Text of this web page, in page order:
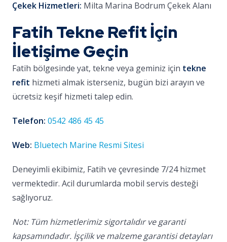
Çekek Hizmetleri: Milta Marina Bodrum Çekek Alanı
Fatih Tekne Refit İçin
İletişime Geçin
Fatih bölgesinde yat, tekne veya geminiz için tekne
refit hizmeti almak isterseniz, bugün bizi arayın ve
ücretsiz keşif hizmeti talep edin.
Telefon: 0542 486 45 45
Web: Bluetech Marine Resmi Sitesi
Deneyimli ekibimiz, Fatih ve çevresinde 7/24 hizmet
vermektedir. Acil durumlarda mobil servis desteği
sağlıyoruz.
Not: Tüm hizmetlerimiz sigortalıdır ve garanti
kapsamındadır. İşçilik ve malzeme garantisi detayları